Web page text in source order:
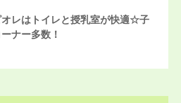
オレはトイレと授乳室が快適☆子
ナー多数！